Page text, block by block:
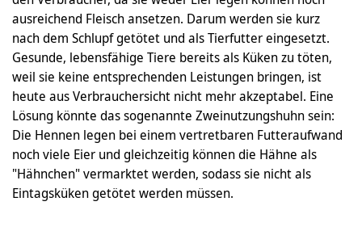
ausreichend Fleisch ansetzen. Darum werden sie kurz
nach dem Schlupf getötet und als Tierfutter eingesetzt.
Gesunde, lebensfähige Tiere bereits als Küken zu töten,
weil sie keine entsprechenden Leistungen bringen, ist
heute aus Verbrauchersicht nicht mehr akzeptabel. Eine
Lösung könnte das sogenannte Zweinutzungshuhn sein:
Die Hennen legen bei einem vertretbaren Futteraufwand
noch viele Eier und gleichzeitig können die Hähne als
"Hähnchen" vermarktet werden, sodass sie nicht als
Eintagsküken getötet werden müssen.